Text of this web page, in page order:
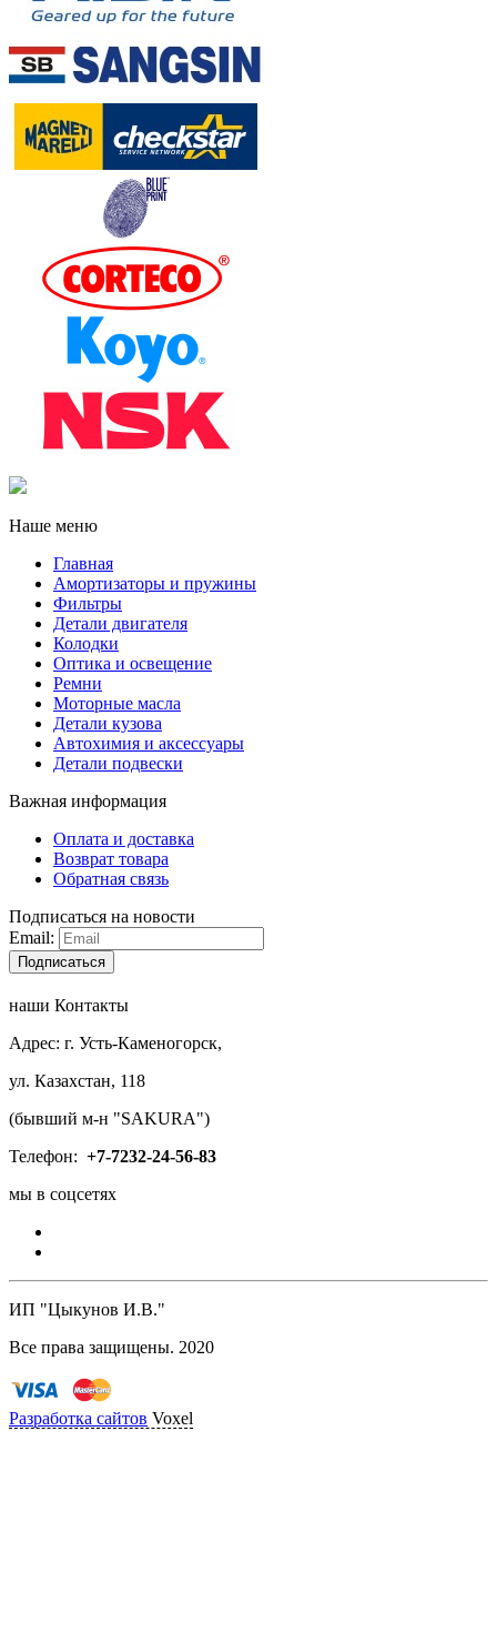
Наше меню
Главная
Амортизаторы и пружины
Фильтры
Детали двигателя
Колодки
Оптика и освещение
Ремни
Моторные масла
Детали кузова
Автохимия и аксессуары
Детали подвески
Важная информация
Оплата и доставка
Возврат товара
Обратная связь
Подписаться на новости
Email:
Подписаться
наши Контакты
Адрес: г. Усть-Каменогорск,
ул. Казахстан, 118
(бывший м-н "SAKURA")
Телефон: +7-7232-24-56-83
мы в соцсетях
ИП "Цыкунов И.В."
Все права защищены. 2020
Разработка сайтов Voxel